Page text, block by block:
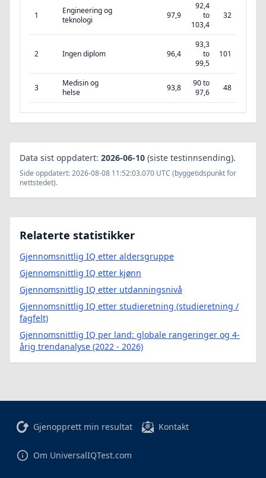
1
Engineering og
teknologi
97,9
92,4
to
103,4
32
2 Ingen diplom 96,4
93,3
to
99,5
101
3
Medisin og
helse
93,8
90 to
97,6
48
Data sist oppdatert: 2026-06-10 (siste testinnsending).
Side oppdatert: 2026-08-08 11:52:03.070 UTC (byggetidspunkt for
nettstedet).
Relaterte statistikker
Gjennomsnittlig IQ etter aldersgruppe
Gjennomsnittlig IQ etter kjønn
Gjennomsnittlig IQ etter utdanningsnivå
Gjennomsnittlig IQ etter studieretning (studieretning /
fagfelt)
Gjennomsnittlig IQ per land: globale rangeringer og 4-
årig trendanalyse (2022 - 2026)
Gjenopprett min resultat Kontakt
Om UniversalIQTest.com